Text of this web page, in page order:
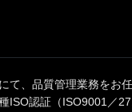
て、品質管理業務をお
ISO認証（ISO9001／